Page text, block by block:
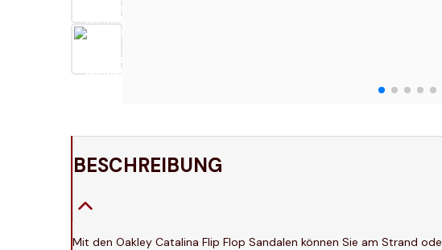
BESCHREIBUNG
Mit den Oakley Catalina Flip Flop Sandalen können Sie am Strand